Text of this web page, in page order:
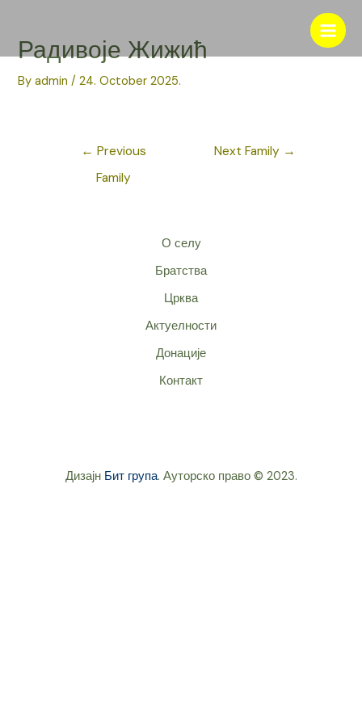
content
Main
Радивоје Жижић
Byadmin/24. October 2025.
← Previous
Family
Next Family →
О селу
Братства
Црква
Актуелности
Донације
Контакт
Дизајн Бит група. Ауторско право © 2023.